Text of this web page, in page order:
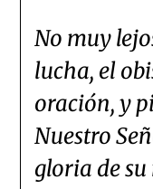
No muy
lucha, el
oración, y
Nuestro
gloria de